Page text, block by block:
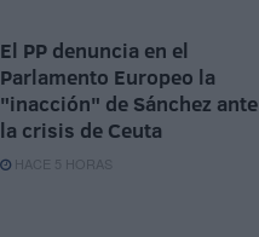
El PP denuncia en el
Parlamento Europeo la
"inacción" de Sánchez ante
la crisis de Ceuta
HACE 5 HORAS